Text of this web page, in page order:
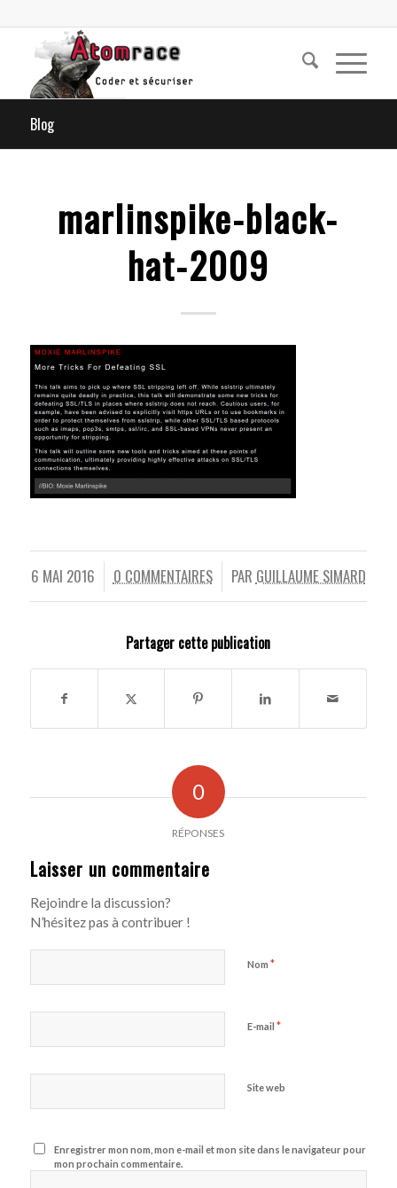
Blog
marlinspike-black-
hat-2009
6 MAI 2016
/ 0 COMMENTAIRES
/ PAR GUILLAUME SIMARD
Partager cette publication
0
RÉPONSES
Laisser un commentaire
Rejoindre la discussion?
N’hésitez pas à contribuer !
Nom *
E-mail *
Site web
Enregistrer mon nom, mon e-mail et mon site dans le navigateur pour
mon prochain commentaire.